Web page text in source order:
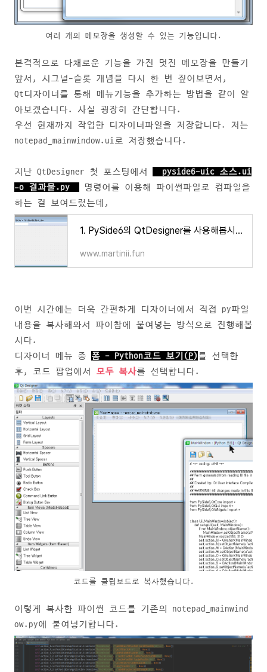
여러 개의 메모장을 생성할 수 있는 기능입니다.
본격적으로 다채로운 기능을 가진 멋진 메모장을 만들기
앞서, 시그널-슬롯 개념을 다시 한 번 짚어보면서,
Qt디자이너를 통해 메뉴기능을 추가하는 방법을 같이 알
아보겠습니다. 사실 굉장히 간단합니다.
우선 현재까지 작업한 디자이너파일을 저장합니다. 저는
notepad_mainwindow.ui로 저장했습니다.
지난 QtDesigner 첫 포스팅에서
pyside6-uic 소스.ui
-o 결과물.py
명령어를 이용해 파이썬파일로 컴파일을
하는 걸 보여드렸는데,
1. PySide6의 QtDesigner를 사용해봅시다.
www.martinii.fun
이번 시간에는 더욱 간편하게 디자이너에서 직접 py파일
내용을 복사해와서 파이참에 붙여넣는 방식으로 진행해봅
시다.
디자이너 메뉴 중 폼 - Python코드 보기(P)를 선택한
후, 코드 팝업에서 모두 복사를 선택합니다.
코드를 클립보드로 복사했습니다.
이렇게 복사한 파이썬 코드를 기존의 notepad_mainwind
ow.py에 붙여넣기합니다.